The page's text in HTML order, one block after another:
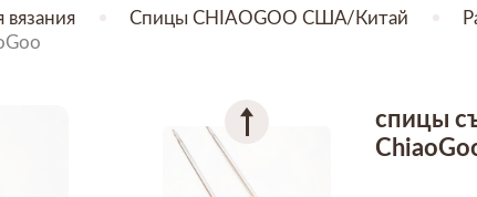
Спицы CHIAOGOO США/Китай
спицы